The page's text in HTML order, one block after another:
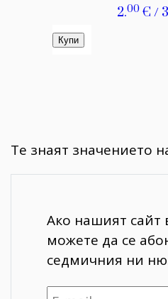
Те знаят значението
Ако нашият сайт
можете да се
седмичния ни